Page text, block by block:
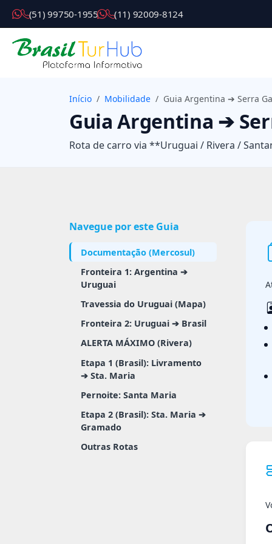
( 5 1 ) 9 9 7 5 0 - 1 9 5 5 ( 1 1 ) 9 2 0 0 9 - 8 1 2 4
Início Mobilidade Guia Argentina ➔ Serra
Guia Argentina ➔
Rota de carro via **Uruguai / Rivera /
Navegue por este Guia
Documentação (Mercosul)
Fronteira 1: Argentina ➔
Uruguai
Travessia do Uruguai (Mapa)
Fronteira 2: Uruguai ➔ Brasil
ALERTA MÁXIMO (Rivera)
Etapa 1 (Brasil): Livramento
➔ Sta. Maria
Pernoite: Santa Maria
Etapa 2 (Brasil): Sta. Maria ➔
Gramado
Outras Rotas